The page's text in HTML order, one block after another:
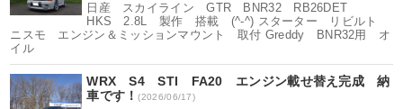
日産 スカイライン GTR BNR32 RB26DET
HKS 2.8L 製作 搭載 (^-^) スターター リビルト
ニスモ エンジン＆ミッションマウント 取付 Greddy BNR32用 オ
イル
WRX S4 STI FA20 エンジン載せ替え完成 納
車です！(2026/06/17)